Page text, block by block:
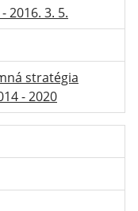
2016. 3. 5.
stratégia
- 2020